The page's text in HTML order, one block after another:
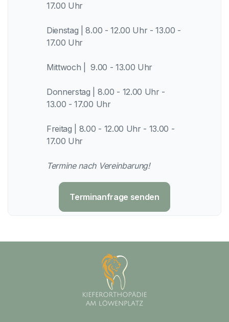
17.00 Uhr
Dienstag | 8.00 - 12.00 Uhr - 13.00 -
17.00 Uhr
Mittwoch | 9.00 - 13.00 Uhr
Donnerstag | 8.00 - 12.00 Uhr -
13.00 - 17.00 Uhr
Freitag | 8.00 - 12.00 Uhr - 13.00 -
17.00 Uhr
Termine nach Vereinbarung!
Terminanfrage senden